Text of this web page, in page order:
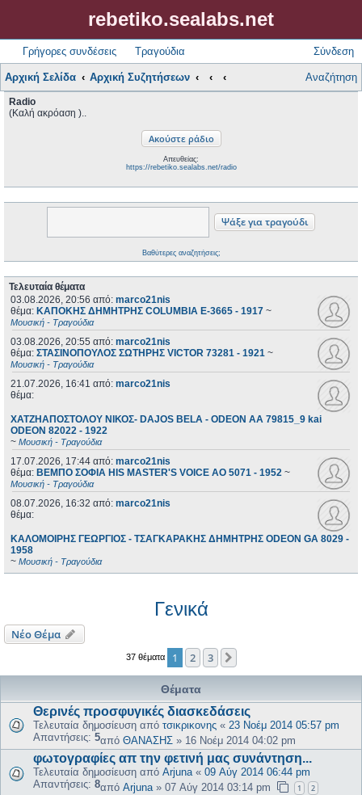
rebetiko.sealabs.net
Γρήγορες συνδέσεις Τραγούδια Σύνδεση
Αρχική Σελίδα Αρχική Συζητήσεων Αναζήτηση
Radio
(Καλή ακρόαση )..
Απευθείας:
https://rebetiko.sealabs.net/radio
Βαθύτερες αναζητήσεις;
Τελευταία θέματα
03.08.2026, 20:56 από: marco21nis
θέμα: ΚΑΠΟΚΗΣ ΔΗΜΗΤΡΗΣ COLUMBIA E-3665 - 1917 ~
Μουσική - Τραγούδια
03.08.2026, 20:55 από: marco21nis
θέμα: ΣΤΑΣΙΝΟΠΟΥΛΟΣ ΣΩΤΗΡΗΣ VICTOR 73281 - 1921 ~
Μουσική - Τραγούδια
21.07.2026, 16:41 από: marco21nis
θέμα:
ΧΑΤΖΗΑΠΟΣΤΟΛΟΥ ΝΙΚΟΣ- DAJOS BELA - ODEON AA 79815_9 kai
ODEON 82022 - 1922
~ Μουσική - Τραγούδια
17.07.2026, 17:44 από: marco21nis
θέμα: ΒΕΜΠΟ ΣΟΦΙΑ HIS MASTER'S VOICE AO 5071 - 1952 ~
Μουσική - Τραγούδια
08.07.2026, 16:32 από: marco21nis
θέμα:
ΚΑΛΟΜΟΙΡΗΣ ΓΕΩΡΓΙΟΣ - ΤΣΑΓΚΑΡΑΚΗΣ ΔΗΜΗΤΡΗΣ ODEON GA 8029 -
1958
~ Μουσική - Τραγούδια
Γενικά
Νέο Θέμα
37 θέματα 1 2 3
Θέματα
Θερινές προσφυγικές διασκεδάσεις
Τελευταία δημοσίευση από τσικρικονης « 23 Νοέμ 2014 05:57 pm
Απαντήσεις: 5από ΘΑΝΑΣΗΣ » 16 Νοέμ 2014 04:02 pm
φωτογραφίες απ την φετινή μας συνάντηση...
Τελευταία δημοσίευση από Arjuna « 09 Αύγ 2014 06:44 pm
Απαντήσεις: 8από Arjuna » 07 Αύγ 2014 03:14 pm 1 2